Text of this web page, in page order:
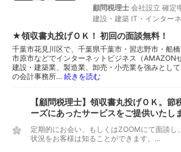
顧問税理士 会社設立 確定
建設・建築 IT・インター
★領収書丸投げＯＫ！ 初回の面談無料！
千葉市花見川区で、千葉県千葉市・習志野市・船
市原市などでインターネットビジネス（AMAZON
建設・建築業、製造業、卸売・小売業を強みとし
の会計事務所… 続きを読む
【顧問税理士】領収書丸投げＯＫ。節
ーズにあったサービスをご提供いたし
定期的にお会い、もしくはZOOMにて面談し
状況をお客様は知ることができます。...